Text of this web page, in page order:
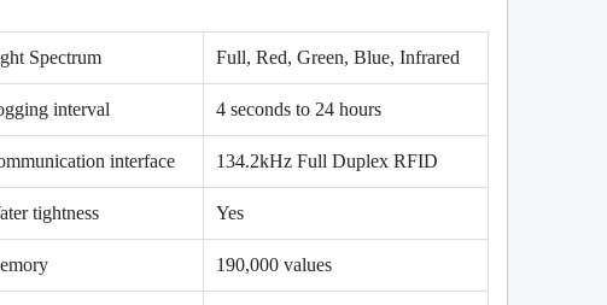
NEW NEW
Spectrum Full, Red, Green, Blue, Infrared
interval 4 seconds to 24 hours
interface 134.2kHz Full Duplex RFID
tightness Yes
190,000 values